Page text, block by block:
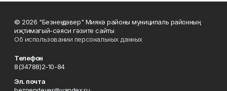
© 2026 "Безнең дәвер" Миякә районы муниципаль районның
иҗтимагый-сәяси гәзите сайты
Об использовании персональных данных
Телефон
8(34788)2-10-84
Эл. почта